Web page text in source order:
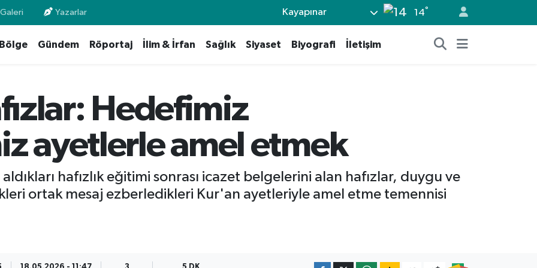
Yazarlar Kayapınar 14°
Bölge Gündem Röportaj İlim & İrfan Sağlık Siyaset Biyografi İletişim
Hedefimiz
ayetlerle amel etmek
hafızlık eğitimi sonrası icazet belgelerini alan hafızlar, duygu ve
ortak mesaj ezberledikleri Kur'an ayetleriyle amel etme temennisi